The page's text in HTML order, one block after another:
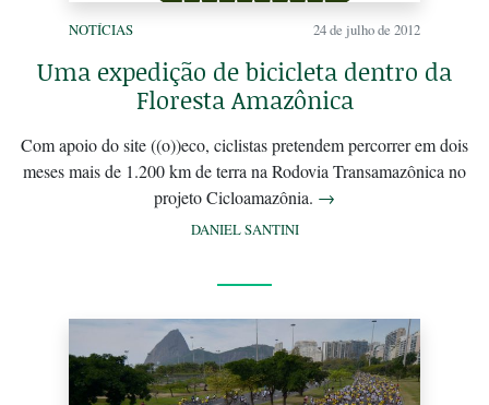
NOTÍCIAS 24 de julho de 2012
Uma expedição de bicicleta dentro da
Floresta Amazônica
Com apoio do site ((o))eco, ciclistas pretendem percorrer em dois
meses mais de 1.200 km de terra na Rodovia Transamazônica no
projeto Cicloamazônia. →
DANIEL SANTINI